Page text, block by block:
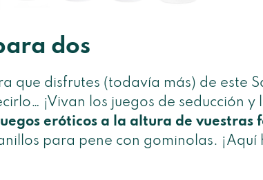
dos
que disfrutes (todavía más) de este
¡Vivan los juegos de seducción y
eróticos a la altura de vuestras
para pene con gominolas. ¡Aquí